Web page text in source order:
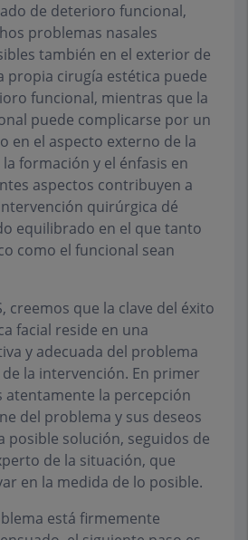
de deterioro funcional,
problemas nasales
también en el exterior de
propia cirugía estética puede
funcional, mientras que la
puede complicarse por un
en el aspecto externo de la
formación y el énfasis en
aspectos contribuyen a
quirúrgica dé
equilibrado en el que tanto
como el funcional sean
creemos que la clave del éxito
facial reside en una
y adecuada del problema
la intervención. En primer
atentamente la percepción
del problema y sus deseos
posible solución, seguidos de
de la situación, que
en la medida de lo posible.
está firmemente